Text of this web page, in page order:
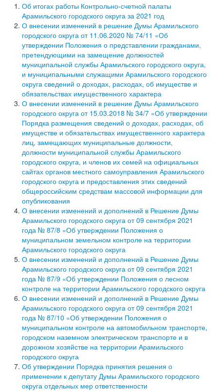
Об итогах работы Контрольно-счетной палаты
Арамильского городского округа за 2021 год
О внесении изменений в решение Думы Арамильского
городского округа от 11.06.2020 № 74/11 «Об
утверждении Положения о представлении гражданами,
претендующими на замещение должностей
муниципальной службы Арамильского городского округа,
и муниципальными служащими Арамильского городского
округа сведений о доходах, расходах, об имуществе и
обязательствах имущественного характера
О внесении изменений в решение Думы Арамильского
городского округа от 15.03.2018 № 34/7 «Об утверждении
Порядка размещения сведений о доходах, расходах, об
имуществе и обязательствах имущественного характера
лиц, замещающих муниципальные должности,
должности муниципальной службы Арамильского
городского округа, и членов их семей на официальных
сайтах органов местного самоуправления Арамильского
городского округа и предоставления этих сведений
общероссийским средствам массовой информации для
опубликования
О внесении изменений и дополнений в Решение Думы
Арамильского городского округа от 09 сентября 2021
года № 87/8 «Об утверждении Положения о
муниципальном земельном контроле на территории
Арамильского городского округа
О внесении изменений и дополнений в Решение Думы
Арамильского городского округа от 09 сентября 2021
года № 87/9 «Об утверждении Положения о лесном
контроле на территории Арамильского городского округа
О внесении изменений и дополнений в Решение Думы
Арамильского городского округа от 09 сентября 2021
года № 87/10 «Об утверждении Положения о
муниципальном контроле на автомобильном транспорте,
городском наземном электрическом транспорте и в
дорожном хозяйстве на территории Арамильского
городского округа
Об утверждении Порядка принятия решения о
применении к депутату Думы Арамильского городского
округа отдельных мер ответственности